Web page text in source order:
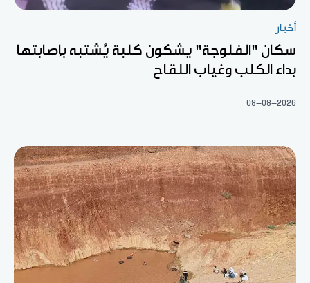
أخبار
سكان "الفلوجة" يشكون كلبة يُشتبه بإصابتها
بداء الكلب وغياب اللقاح
08-08-2026